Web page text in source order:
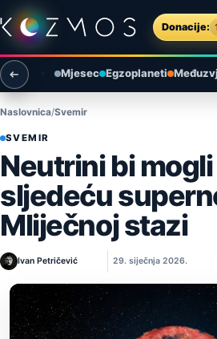
Preskoči na sadržaj
Donacije:
Otvori izbornik
Otvori pretragu
Mjesec Egzoplaneti
Naslovnica Svemir
SVEMIR
Neutrini bi
sljedeću
Mliječnoj stazi
Ivan Petričević 29. siječnja 2026.